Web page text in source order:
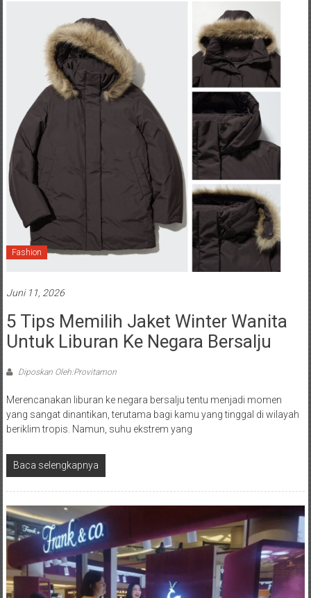
Fashion
Juni 11, 2026
5 Tips Memilih Jaket Winter Wanita
Untuk Liburan Ke Negara Bersalju
Diposkan Oleh:Provitamon
Merencanakan liburan ke negara bersalju tentu menjadi momen
yang sangat dinantikan, terutama bagi kamu yang tinggal di wilayah
beriklim tropis. Namun, suhu ekstrem yang
Baca selengkapnya